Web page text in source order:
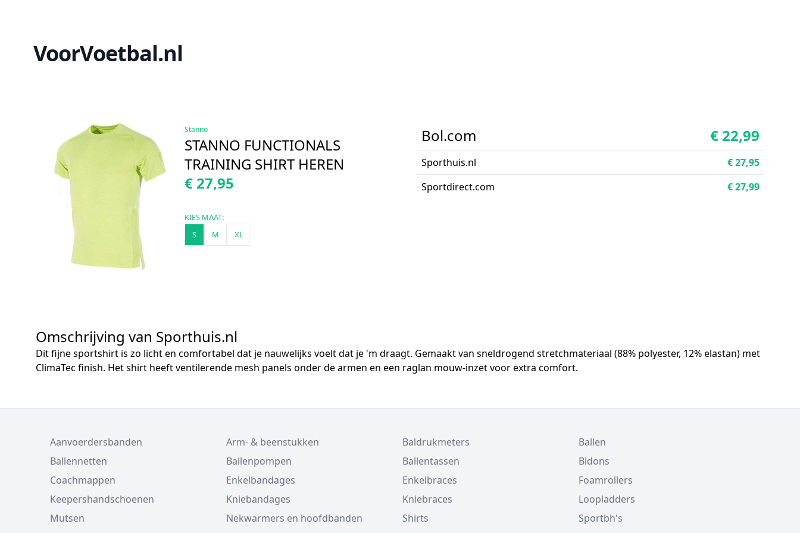
VoorVoetbal.nl
Stanno
STANNO FUNCTIONALS
TRAINING SHIRT HEREN
€ 27,95
KIES MAAT:
S
M XL
Bol.com € 22,99
Sporthuis.nl
€ 27,95
Sportdirect.com
€ 27,99
Omschrijving van Sporthuis.nl
Dit fijne sportshirt is zo licht en comfortabel dat je nauwelijks voelt dat je 'm draagt. Gemaakt van sneldrogend stretchmateriaal (88% polyester, 12% elastan) met
ClimaTec finish. Het shirt heeft ventilerende mesh panels onder de armen en een raglan mouw-inzet voor extra comfort.
Aanvoerdersbanden Arm- & beenstukken Baldrukmeters
Ballen
Ballennetten
Ballenpompen Ballentassen
Bidons
Coachmappen
Enkelbandages Enkelbraces
Foamrollers
Keepershandschoenen
Kniebandages Kniebraces
Loopladders
Mutsen
Nekwarmers en hoofdbanden Shirts
Sportbh's